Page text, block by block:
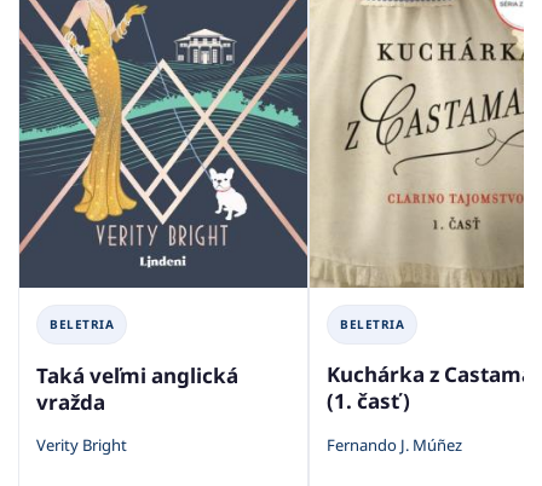
BELETRIA
Taká veľmi anglická
vražda
Verity Bright
BELETRIA
Kuchárka z
(1. časť)
Fernando J. Múñez